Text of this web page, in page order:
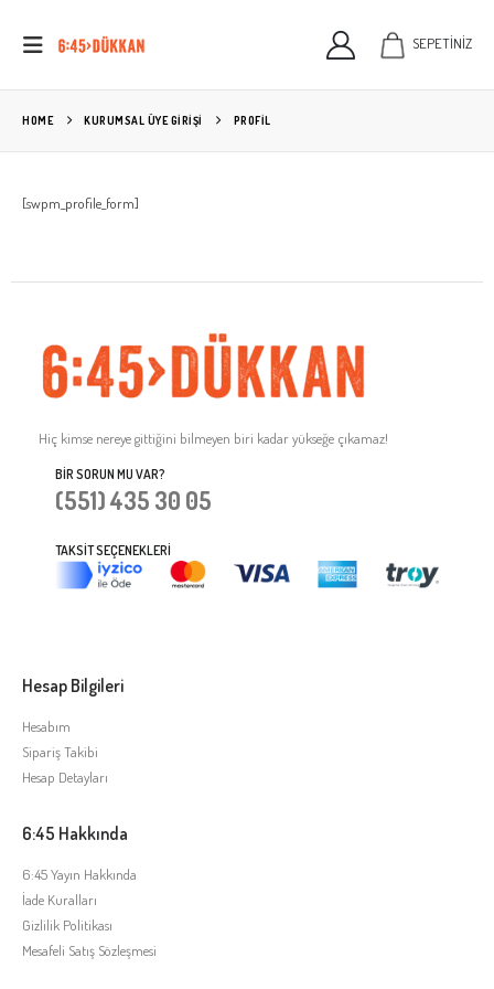
SEPETİNİZ
HOME KURUMSAL ÜYE GIRIŞI PROFIL
[swpm_profile_form]
Hiç kimse nereye gittiğini bilmeyen biri kadar yükseğe çıkamaz!
BIR SORUN MU VAR?
(551) 435 30 05
TAKSIT SEÇENEKLERI
Hesap Bilgileri
Hesabım
Sipariş Takibi
Hesap Detayları
6:45 Hakkında
6:45 Yayın Hakkında
İade Kuralları
Gizlilik Politikası
Mesafeli Satış Sözleşmesi